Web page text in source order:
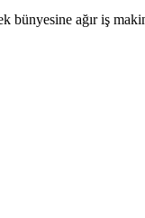
bünyesine ağır iş